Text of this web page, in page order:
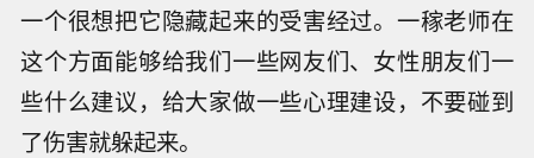
一个很想把它隐藏起来的受害经过。一稼老师在
这个方面能够给我们一些网友们、女性朋友们一
些什么建议，给大家做一些心理建设，不要碰到
了伤害就躲起来。